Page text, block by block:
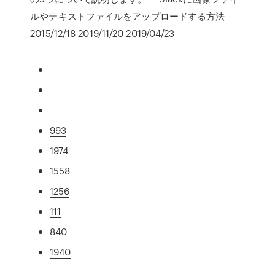
ルやテキストファイルをアップロードする方法
2015/12/18 2019/11/20 2019/04/23
993
1974
1558
1256
111
840
1940